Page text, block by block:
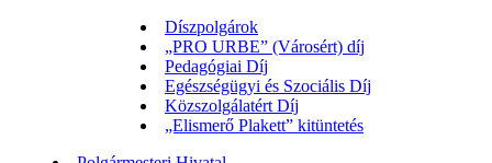
Díszpolgárok
„PRO URBE” (Városért) díj
Pedagógiai Díj
Egészségügyi és Szociális Díj
Közszolgálatért Díj
„Elismerő Plakett” kitüntetés